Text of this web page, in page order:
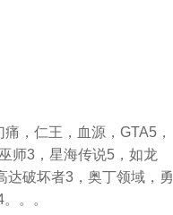
，仁王，血源，GTA5，
师3，星海传说5，如龙
达破坏者3，奥丁领域，勇
。。